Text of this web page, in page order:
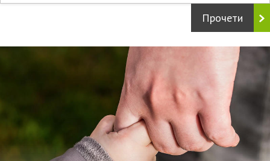
Прочети